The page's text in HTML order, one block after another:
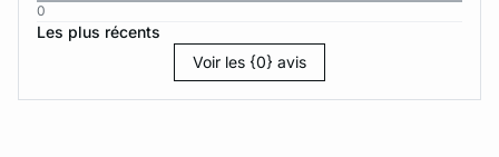
0
Les plus récents
Voir les {0} avis